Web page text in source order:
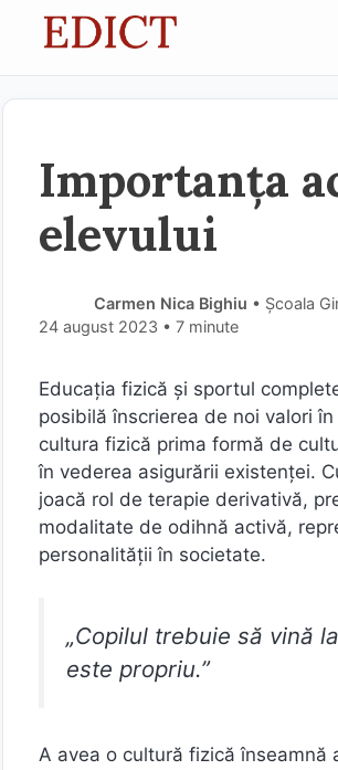
Importanța
elevului
Carmen Nica Bighiu • Școala
24 august 2023 • 7 minute
Educația fizică și sportul
posibilă înscrierea de noi valori
cultura fizică prima formă de
în vederea asigurării existenței.
joacă rol de terapie derivativă,
modalitate de odihnă activă,
personalității în societate.
„Copilul trebuie să vină
este propriu.”
A avea o cultură fizică înseamnă